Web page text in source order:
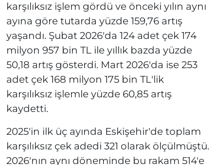
karşılıksız işlem gördü ve önceki yılın aynı
ayına göre tutarda yüzde 159,76 artış
yaşandı. Şubat 2026'da 124 adet çek 174
milyon 957 bin TL ile yıllık bazda yüzde
50,18 artış gösterdi. Mart 2026'da ise 253
adet çek 168 milyon 175 bin TL'lik
karşılıksız işlemle yüzde 60,85 artış
kaydetti.
2025'in ilk üç ayında Eskişehir'de toplam
karşılıksız çek adedi 321 olarak ölçülmüştü.
2026'nın aynı döneminde bu rakam 514'e